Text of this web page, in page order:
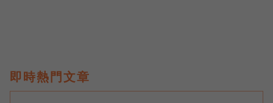
即時熱門文章